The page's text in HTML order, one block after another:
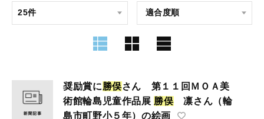
奨励賞に勝俣さん 第１１回ＭＯＡ美
術館輪島児童作品展 勝俣凛さん（輪
島市町野小５年）の絵画